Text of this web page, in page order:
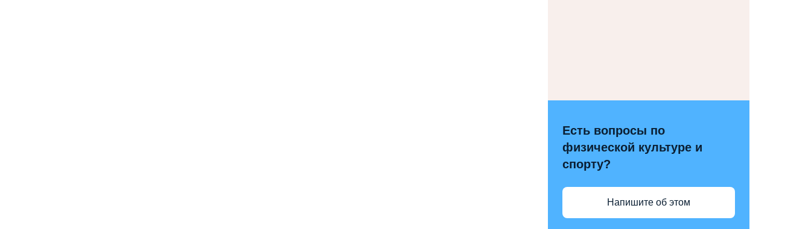
Есть вопросы по
физической культуре и
спорту?
Напишите об этом